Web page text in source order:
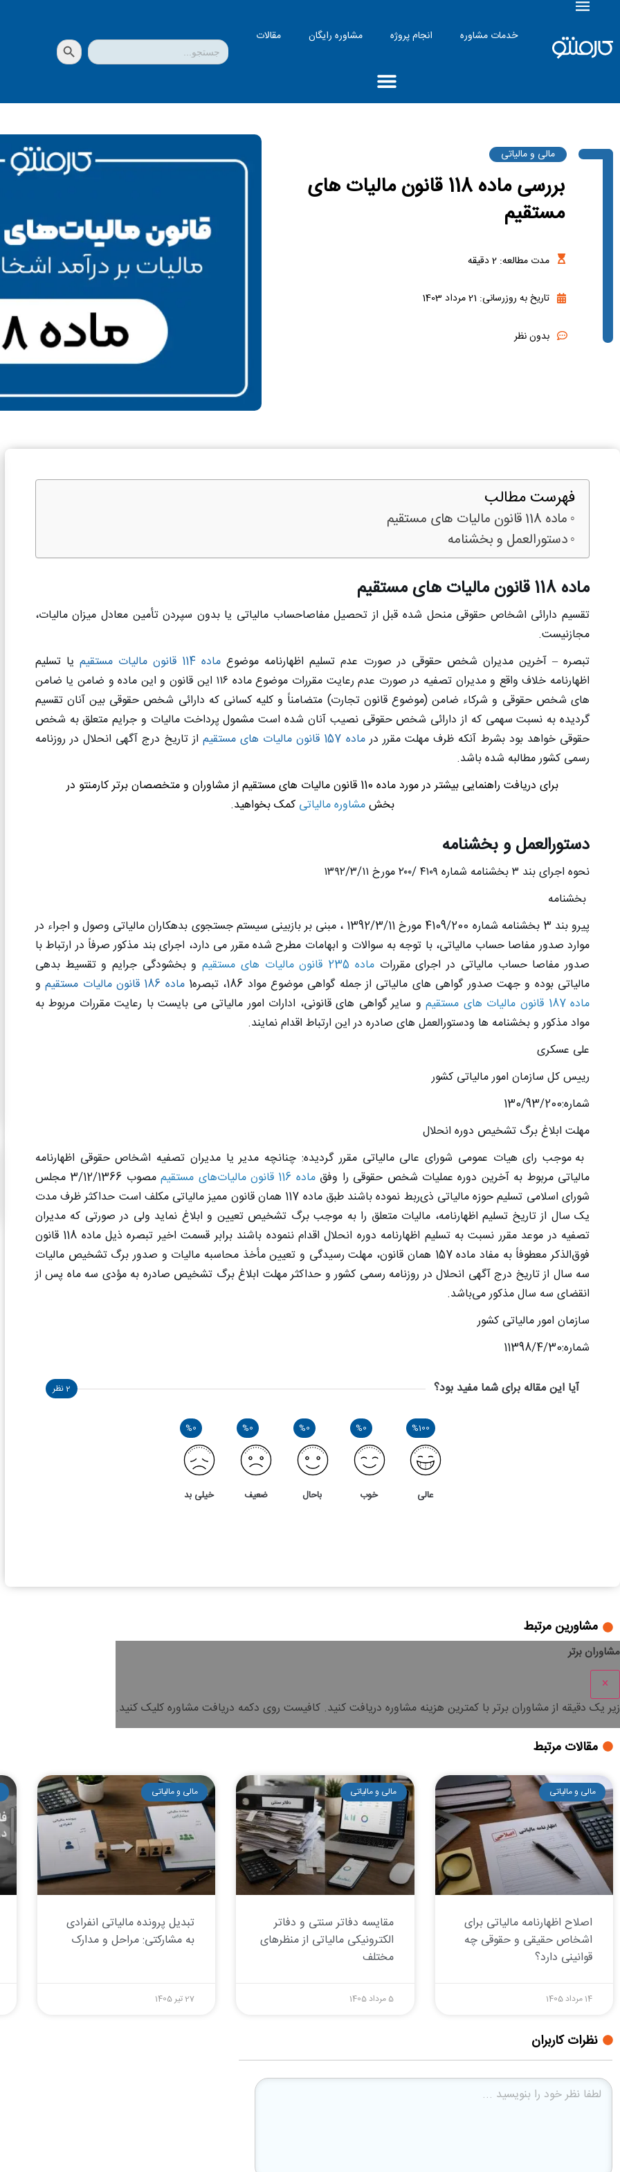
خدمات مشاوره انجام پروژه مشاوره رایگان مقالات جستجو
برای:
دکمه جستجو
مالی و مالیاتی
بررسی ماده 118 قانون مالیات های
مستقیم
مدت مطالعه: 2دقیقه
تاریخ به روزرسانی: 21 مرداد 1403
بدون نظر
فهرست مطالب
ماده 118 قانون مالیات های مستقیم
دستورالعمل و بخشنامه
ماده 118 قانون مالیات های مستقیم
تقسیم دارائی اشخاص حقوقی منحل شده قبل از تحصیل مفاصاحساب مالیاتی یا بدون سپردن تأمین معادل میزان مالیات،
مجاز‌نیست.
تبصره – آخرین مدیران شخص حقوقی در صورت عدم تسلیم اظهارنامه موضوع ماده 114 قانون مالیات مستقیم
یا تسلیم
اظهارنامه خلاف واقع و مدیران ‌تصفیه در صورت عدم رعایت مقررات موضوع ماده ۱۱۶ این قانون و این ماده و ضامن یا ضامن‌
های شخص حقوقی و شرکاء ضامن (‌موضوع قانون ‌تجارت) متضامناً و کلیه کسانی که دارائی شخص حقوقی بین آنان تقسیم
گردیده به نسبت سهمی که از دارائی شخص حقوقی نصیب آنان شده است ‌مشمول پرداخت مالیات و جرایم متعلق به شخص
حقوقی خواهد بود بشرط آنکه ظرف مهلت مقرر درماده 157 قانون مالیات های مستقیم
از تاریخ درج آگهی انحلال‌ در روزنامه
رسمی کشور مطالبه شده باشد.
برای دریافت راهنمایی بیشتر در مورد ماده 110 قانون مالیات های مستقیم از مشاوران و متخصصان برتر کارمنتو در
بخشمشاوره مالیاتی کمک بخواهید.
دستورالعمل و بخشنامه
نحوه اجرای بند ۳بخشنامه شماره ۴۱۰۹ /۲۰۰ مورخ ۱۳۹۲/۳/۱۱
بخشنامه
پیرو بند 3 بخشنامه شماره 4109/200 مورخ 1392/3/11 ، مبنی بر بازبینی سیستم جستجوی بدهکاران مالیاتی وصول و اجراء در
موارد صدور مفاصا حساب مالیاتی، با توجه به سوالات و ابهامات مطرح شده مقرر می دارد، اجرای بند مذکور صرفاً در ارتباط با
صدور مفاصا حساب مالیاتی در اجرای مقرراتماده 235 قانون مالیات های مستقیم
و بخشودگی جرایم و تقسیط بدهی
مالیاتی بوده و جهت صدور گواهی های مالیاتی از جمله گواهی موضوع مواد 186، تبصره1
ماده 186 قانون مالیات مستقیم
و
ماده 187 قانون مالیات های مستقیم
و سایر گواهی های قانونی، ادارات امور مالیاتی می بایست با رعایت مقررات مربوط به
مواد مذکور و بخشنامه ها ودستورالعمل های صادره در این ارتباط اقدام نمایند.
علی عسکری
رییس کل سازمان امور مالیاتی کشور
شماره:130/93/200
مهلت ابلاغ برگ تشخیص دوره انحلال
به موجب رای هیات عمومی شورای عالی مالیاتی مقرر گردیده: چنانچه مدیر یا مدیران تصفیه اشخاص حقوقی اظهارنامه
مالیاتی مربوط به آخرین دوره عملیات شخص حقوقی را وفقماده 116 قانون مالیات‌های مستقیم
مصوب 3/12/1366 مجلس
شورای اسلامی تسلیم حوزه مالیاتی ذی‌ربط نموده باشند طبق ماده 117 همان قانون ممیز مالیاتی مکلف است حداکثر ظرف مدت
یک سال از تاریخ تسلیم اظهارنامه، مالیات متعلق را به موجب برگ تشخیص تعیین و ابلاغ نماید ولی در صورتی که مدیران
تصفیه در موعد مقرر نسبت به تسلیم اظهارنامه دوره انحلال اقدام ننموده باشند برابر قسمت اخیر تبصره ذیل ماده 118 قانون
فوق‌الذکر معطوفاً به مفاد ماده 157 همان قانون، مهلت رسیدگی و تعیین مأخذ محاسبه مالیات و صدور برگ تشخیص مالیات
سه سال از تاریخ درج آگهی انحلال در روزنامه رسمی کشور و حداکثر مهلت ابلاغ برگ تشخیص صادره به مؤدی سه ماه پس از
انقضای سه سال مذکور می‌باشد.
سازمان امور مالیاتی کشور
شماره:11398/4/30
آیا این مقاله برای شما مفید بود؟ 2 نظر
%100
عالی
%0
خوب
%0
باحال
%0
ضعیف
%0
خیلی بد
مشاورین مرتبط
مشاوران برتر
×
زیر یک دقیقه از مشاوران برتر با کمترین هزینه مشاوره دریافت کنید. کافیست روی دکمه دریافت مشاوره کلیک کنید.
مقالات مرتبط
مالی و مالیاتی
اصلاح اظهارنامه مالیاتی برای
اشخاص حقیقی و حقوقی چه
قوانینی دارد؟
14 مرداد 1405
مالی و مالیاتی
مقایسه دفاتر سنتی و دفاتر
الکترونیکی مالیاتی از منظرهای
مختلف
5 مرداد 1405
مالی و مالیاتی
تبدیل پرونده مالیاتی انفرادی
به مشارکتی: مراحل و مدارک
27 تیر 1405
نظرات کاربران